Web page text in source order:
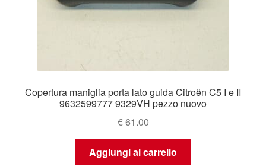
Copertura maniglia porta lato guida Citroën C5 I e II
9632599777 9329VH pezzo nuovo
€61.00
Aggiungi al carrello